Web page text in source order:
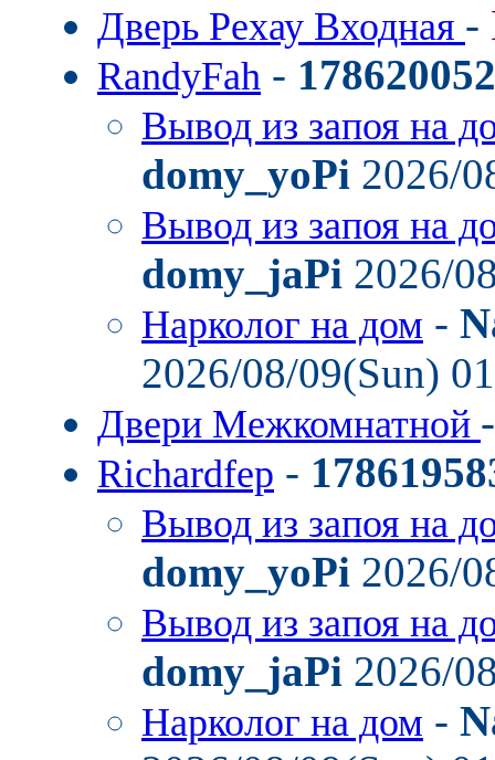
Дверь Рехау Входная -
RandyFah -
Вывод из запоя на
domy_yoPi 2026/
Вывод из запоя на
domy_jaPi 2026/
Нарколог на дом -
2026/08/09(Sun)
Двери Межкомнатной
Richardfep -
Вывод из запоя на
domy_yoPi 2026/
Вывод из запоя на
domy_jaPi 2026/
Нарколог на дом -